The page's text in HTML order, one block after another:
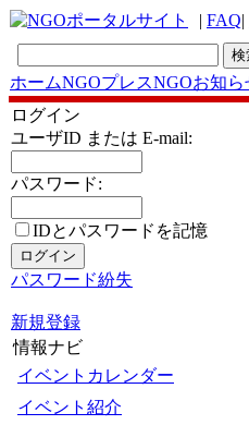
| FAQ|
ホームNGOプレスNGOお知ら
ログイン
ユーザID または E-mail:
パスワード:
IDとパスワードを記憶
パスワード紛失
新規登録
情報ナビ
イベントカレンダー
イベント紹介